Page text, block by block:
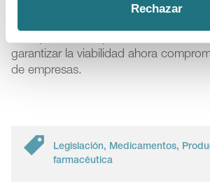
Rechazar
a la industria farmacéutica de la
garantizar la viabilidad ahora
de empresas.
Legislación, Medicamentos,
farmacéutica